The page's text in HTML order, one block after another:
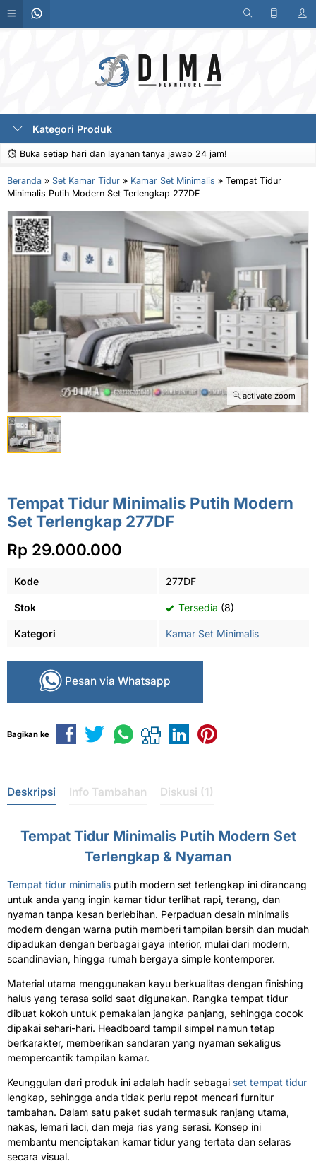
Kategori Produk
Buka setiap hari dan layanan tanya jawab 24 jam!
Beranda » Set Kamar Tidur » Kamar Set Minimalis » Tempat Tidur
Minimalis Putih Modern Set Terlengkap 277DF
activate zoom
Tempat Tidur Minimalis Putih Modern
Set Terlengkap 277DF
Rp 29.000.000
Kode 277DF
Stok Tersedia (8)
Kategori Kamar Set Minimalis
Pesan via Whatsapp
Bagikan ke
Deskripsi Info Tambahan Diskusi (1)
Tempat Tidur Minimalis Putih Modern Set
Terlengkap & Nyaman
Tempat tidur minimalis putih modern set terlengkap ini dirancang
untuk anda yang ingin kamar tidur terlihat rapi, terang, dan
nyaman tanpa kesan berlebihan. Perpaduan desain minimalis
modern dengan warna putih memberi tampilan bersih dan mudah
dipadukan dengan berbagai gaya interior, mulai dari modern,
scandinavian, hingga rumah bergaya simple kontemporer.
Material utama menggunakan kayu berkualitas dengan finishing
halus yang terasa solid saat digunakan. Rangka tempat tidur
dibuat kokoh untuk pemakaian jangka panjang, sehingga cocok
dipakai sehari-hari. Headboard tampil simpel namun tetap
berkarakter, memberikan sandaran yang nyaman sekaligus
mempercantik tampilan kamar.
Keunggulan dari produk ini adalah hadir sebagai set tempat tidur
lengkap, sehingga anda tidak perlu repot mencari furnitur
tambahan. Dalam satu paket sudah termasuk ranjang utama,
nakas, lemari laci, dan meja rias yang serasi. Konsep ini
membantu menciptakan kamar tidur yang tertata dan selaras
secara visual.